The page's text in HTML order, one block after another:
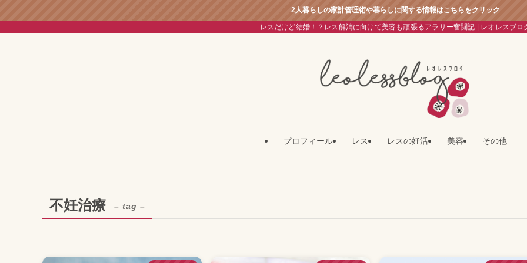
2人暮らしの家計管理術や暮らしに関する情報はこちらをクリック
レスだけど結婚！？レス解消に向けて美容も頑張るアラサー奮闘記 | レオレスブロ
プロフィール レス レスの妊活 美容 その他
不妊治療 – tag –